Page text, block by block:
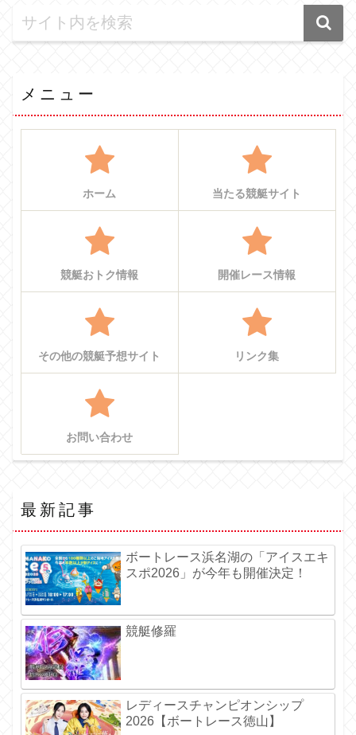
メニュー
ホーム 当たる競艇サイト
競艇おトク情報 開催レース情報
その他の競艇予想サイト リンク集
お問い合わせ
最新記事
ボートレース浜名湖の「アイスエキ
スポ2026」が今年も開催決定！
競艇修羅
レディースチャンピオンシップ
2026【ボートレース徳山】